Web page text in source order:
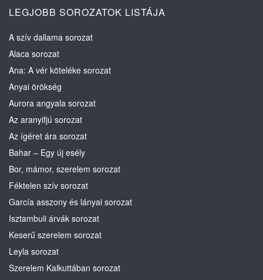
LEGJOBB SOROZATOK LISTÁJA
A szív dallama sorozat
Alaca sorozat
Ana: A vér köteléke sorozat
Anyai örökség
Aurora angyala sorozat
Az aranyifjú sorozat
Az ígéret ára sorozat
Bahar – Egy új esély
Bor, mámor, szerelem sorozat
Féktelen szív sorozat
García asszony és lányai sorozat
Isztambuli árvák sorozat
Keserű szerelem sorozat
Leyla sorozat
Szerelem Kalkuttában sorozat